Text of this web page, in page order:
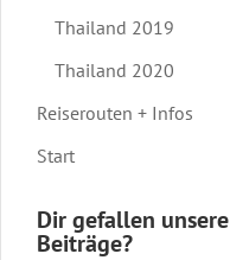
Thailand 2019
Thailand 2020
Reiserouten + Infos
Start
Dir gefallen unsere
Beiträge?